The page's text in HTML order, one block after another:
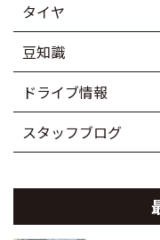
タイヤ
豆知識
ドライブ情報
スタッフブログ